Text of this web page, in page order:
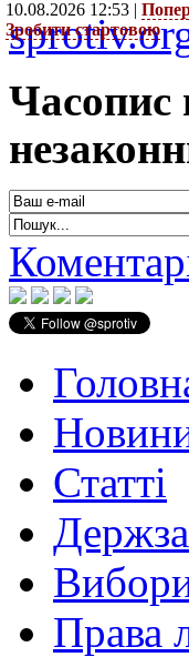
10.08.2026 12:53 |
Зробити стартовою
Часопис
Статті
Права